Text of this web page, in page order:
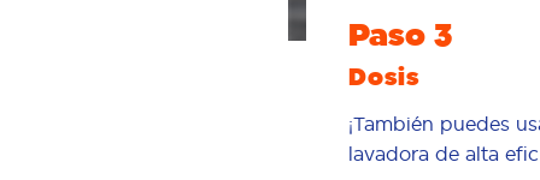
Paso 3
Dosis
¡También puedes
lavadora de alta